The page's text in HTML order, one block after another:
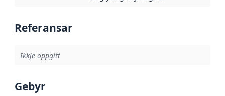
Referansar
Ikkje oppgitt
Gebyr